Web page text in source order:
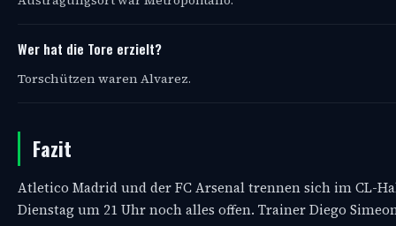
Wer hat die Tore erzielt?
Torschützen waren Alvarez.
Fazit
Atletico Madrid und der FC Arsenal trennen sich im CL-
Dienstag um 21 Uhr noch alles offen. Trainer Diego